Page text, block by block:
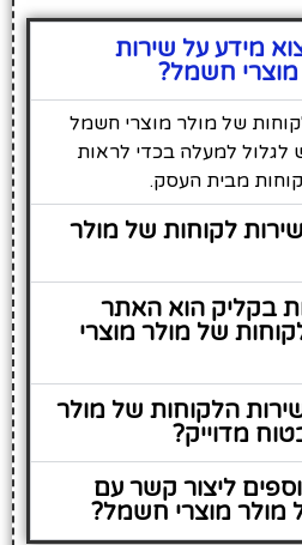
מידע על שירות
חשמל?
של מולר מוצרי חשמל
לגלול למעלה בכדי לראות
מבית העסק.
לקוחות של מולר
בקליק הוא האתר
של מולר מוצרי
הלקוחות של מולר
מדוייק?
ליצור קשר עם
מולר מוצרי חשמל?